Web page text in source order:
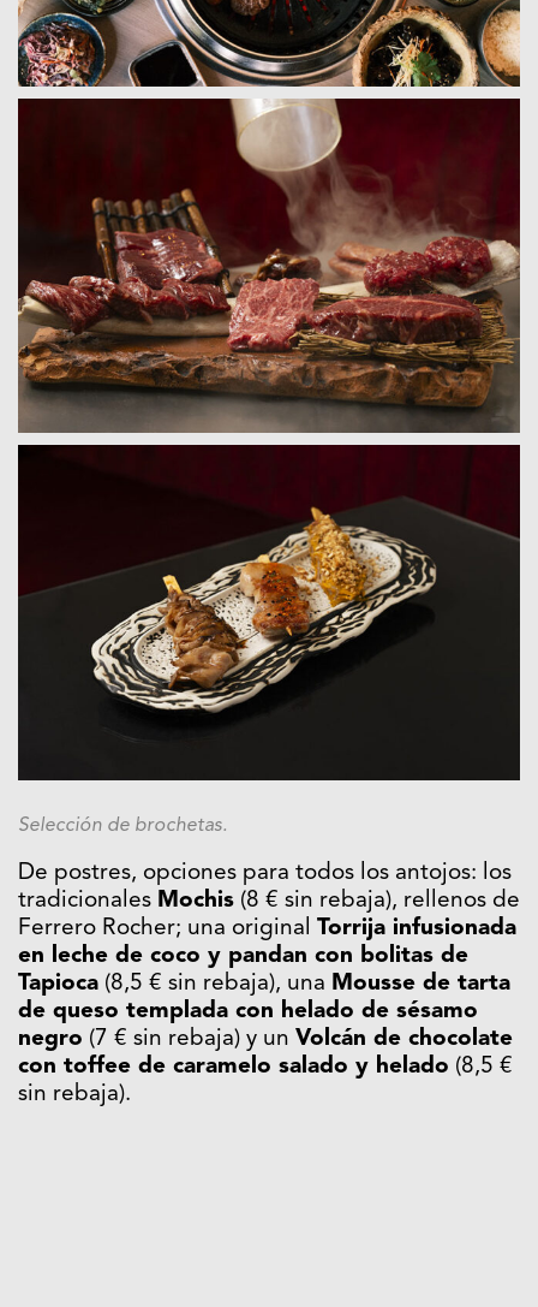
Selección de brochetas.
De postres, opciones para todos los antojos: los
tradicionales Mochis (8 € sin rebaja), rellenos de
Ferrero Rocher; una original Torrija infusionada
en leche de coco y pandan con bolitas de
Tapioca (8,5 € sin rebaja), una Mousse de tarta
de queso templada con helado de sésamo
negro (7 € sin rebaja) y un Volcán de chocolate
con toffee de caramelo salado y helado (8,5 €
sin rebaja).